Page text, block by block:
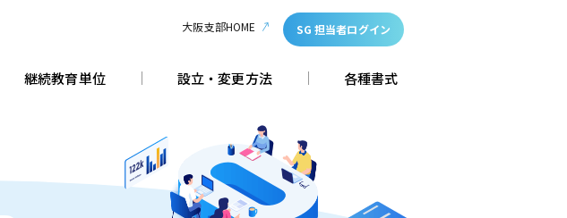
大阪支部HOME SG 担当者ログイン
継続教育単位 設立・変更方法 各種書式